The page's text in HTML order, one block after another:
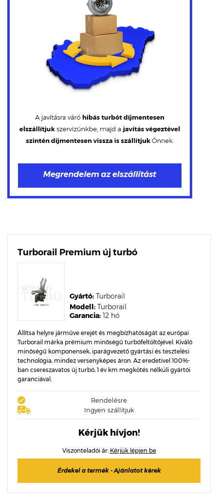
Turborail Premium új turbó
Garancia: 12 hó
Modell: Turborail
Gyártó: Turborail
Állítsa helyre járműve erejét és megbízhatóságát az európai
Turborail márka prémium minőségű turbófeltöltőjével. Kiváló
minőségű komponensek, iparágvezető gyártási és tesztelési
technológia, mindez versenyképes áron. Az eredetivel 100%-
ban csereszavatos új turbó, 1 év km megkötés nélküli gyártói
garanciával.
Rendelésre
Ingyen szállítjuk
Kérjük hívjon!
Viszonteladói ár: Kérjük lépjen be
Érdekel a termék - Ajánlatot kérek